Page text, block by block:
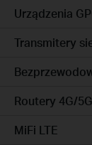
Urządzenia
Transmitery
Routery 4G/5G
MiFi LTE